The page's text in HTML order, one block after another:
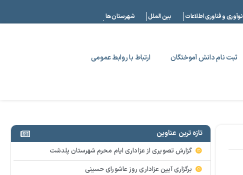
نوآوری و فناوری اطلاعات بین الملل شهرستان ها
ثبت نام دانش آموختگان
ارتباط با روابط عمومی
تازه ترین عناوین
گزارش تصویری از عزاداری ایام محرم شهرستان پلدشت
برگزاری آیین عزاداری روز عاشورای حسینی